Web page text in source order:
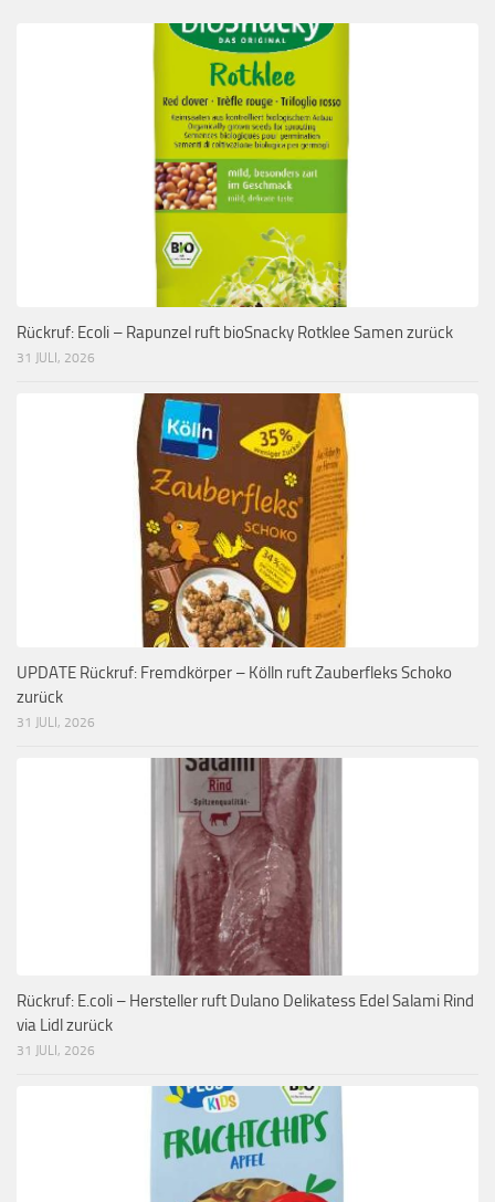
Rückruf: Ecoli – Rapunzel ruft bioSnacky Rotklee Samen zurück
31 JULI, 2026
UPDATE Rückruf: Fremdkörper – Kölln ruft Zauberfleks Schoko
zurück
31 JULI, 2026
Rückruf: E.coli – Hersteller ruft Dulano Delikatess Edel Salami Rind
via Lidl zurück
31 JULI, 2026